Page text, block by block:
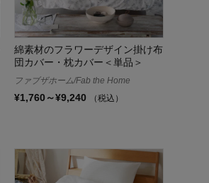
綿素材のフラワーデザイン掛け布
団カバー・枕カバー＜単品＞
ファブザホーム/Fab the Home
¥1,760～¥9,240 （税込）